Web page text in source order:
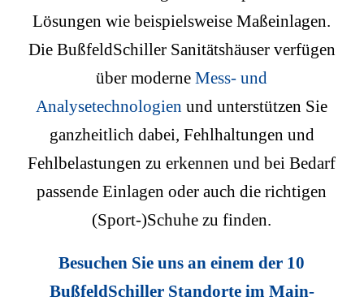
Lösungen wie beispielsweise Maßeinlagen.
Die BußfeldSchiller Sanitätshäuser verfügen
über moderneMess- und
Analysetechnologien und unterstützen Sie
ganzheitlich dabei, Fehlhaltungen und
Fehlbelastungen zu erkennen und bei Bedarf
passende Einlagen oder auch die richtigen
(Sport-)Schuhe zu finden.
Besuchen Sie uns an einem der 10
BußfeldSchiller Standorte im Main-